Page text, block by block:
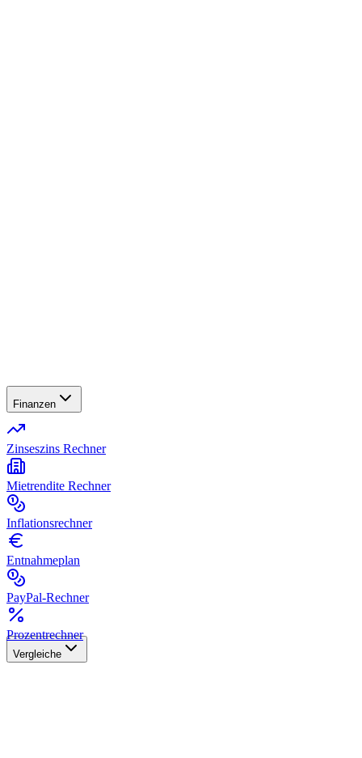
Finanzen
Zinseszins Rechner
Mietrendite Rechner
Inflationsrechner
Entnahmeplan
PayPal-Rechner
Prozentrechner
Vergleiche